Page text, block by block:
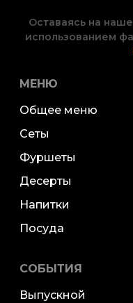
Оставаясь на
использованием
МЕНЮ
Общее меню
Сеты
Фуршеты
Десерты
Напитки
Посуда
СОБЫТИЯ
Выпускной